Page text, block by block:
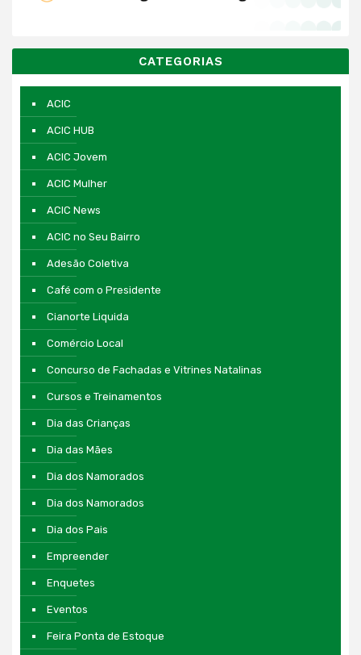
CATEGORIAS
ACIC
ACIC HUB
ACIC Jovem
ACIC Mulher
ACIC News
ACIC no Seu Bairro
Adesão Coletiva
Café com o Presidente
Cianorte Liquida
Comércio Local
Concurso de Fachadas e Vitrines Natalinas
Cursos e Treinamentos
Dia das Crianças
Dia das Mães
Dia dos Namorados
Dia dos Namorados
Dia dos Pais
Empreender
Enquetes
Eventos
Feira Ponta de Estoque